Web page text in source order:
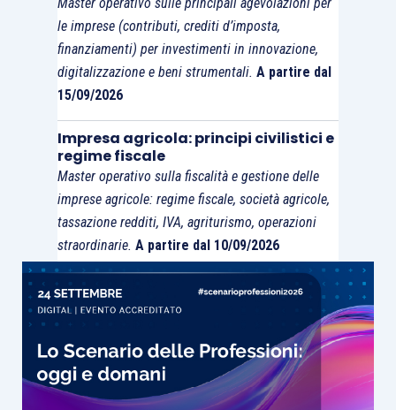
Master operativo sulle principali agevolazioni per
le imprese (contributi, crediti d’imposta,
finanziamenti) per investimenti in innovazione,
digitalizzazione e beni strumentali. A partire dal
15/09/2026
Impresa agricola: principi civilistici e
regime fiscale
Master operativo sulla fiscalità e gestione delle
imprese agricole: regime fiscale, società agricole,
tassazione redditi, IVA, agriturismo, operazioni
straordinarie. A partire dal 10/09/2026